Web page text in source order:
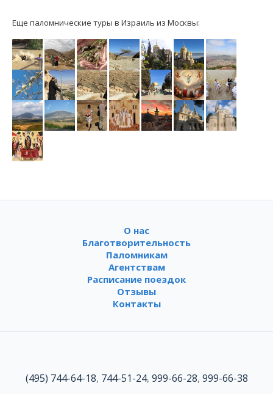
Еще паломнические туры в Израиль из Москвы:
О нас
Благотворительность
Паломникам
Агентствам
Расписание поездок
Отзывы
Контакты
(495) 744-64-18, 744-51-24, 999-66-28, 999-66-38